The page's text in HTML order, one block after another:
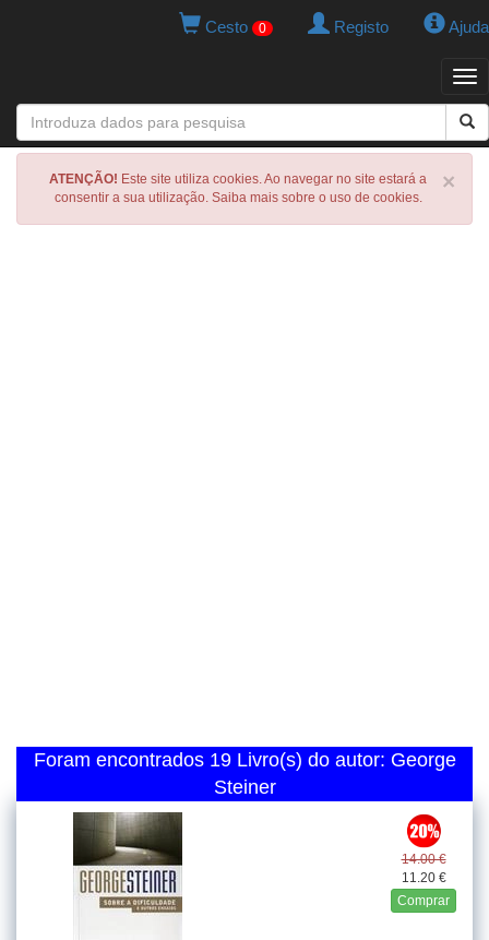
Cesto 0 Registo Ajuda
×
ATENÇÃO! Este site utiliza cookies. Ao navegar no site estará a
consentir a sua utilização. Saiba mais sobre o uso de cookies.
Foram encontrados 19 Livro(s) do autor: George
Steiner
14.00 €
11.20 €
Comprar